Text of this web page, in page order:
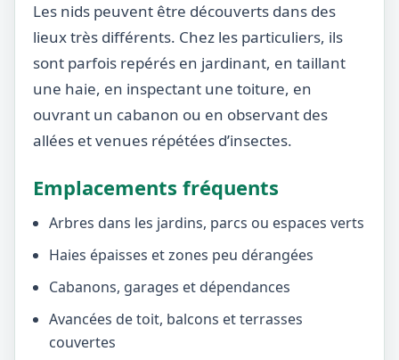
Les nids peuvent être découverts dans des
lieux très différents. Chez les particuliers, ils
sont parfois repérés en jardinant, en taillant
une haie, en inspectant une toiture, en
ouvrant un cabanon ou en observant des
allées et venues répétées d’insectes.
Emplacements fréquents
Arbres dans les jardins, parcs ou espaces verts
Haies épaisses et zones peu dérangées
Cabanons, garages et dépendances
Avancées de toit, balcons et terrasses
couvertes